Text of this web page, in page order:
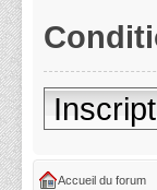
Accueil du forum